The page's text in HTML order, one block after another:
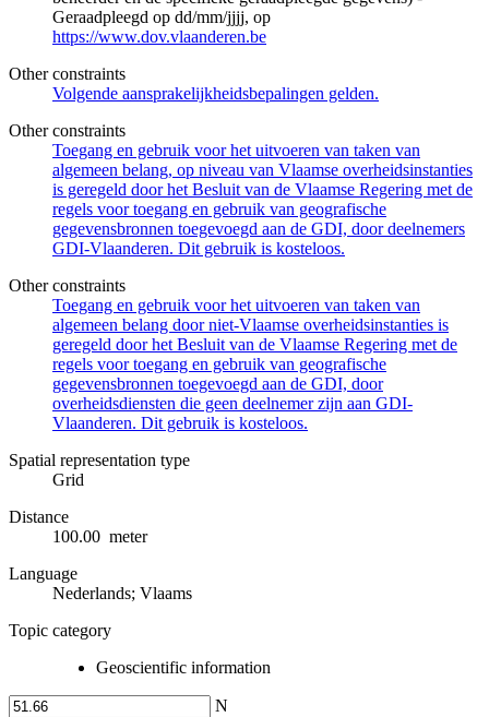
Geraadpleegd op dd/mm/jjjj, op
https://www.dov.vlaanderen.be
Other constraints
Volgende aansprakelijkheidsbepalingen gelden.
Other constraints
Toegang en gebruik voor het uitvoeren van taken van
algemeen belang, op niveau van Vlaamse overheidsinstanties
is geregeld door het Besluit van de Vlaamse Regering met de
regels voor toegang en gebruik van geografische
gegevensbronnen toegevoegd aan de GDI, door deelnemers
GDI-Vlaanderen. Dit gebruik is kosteloos.
Other constraints
Toegang en gebruik voor het uitvoeren van taken van
algemeen belang door niet-Vlaamse overheidsinstanties is
geregeld door het Besluit van de Vlaamse Regering met de
regels voor toegang en gebruik van geografische
gegevensbronnen toegevoegd aan de GDI, door
overheidsdiensten die geen deelnemer zijn aan GDI-
Vlaanderen. Dit gebruik is kosteloos.
Spatial representation type
Grid
Distance
100.00 meter
Language
Nederlands; Vlaams
Topic category
Geoscientific information
N